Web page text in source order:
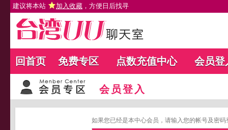
建议将本站 加入收藏 ，方便日后找寻
回首页 免费专区 点数充值中心 会员登
会员登入
如果您已经是本中心会员，请输入您的帐号及密